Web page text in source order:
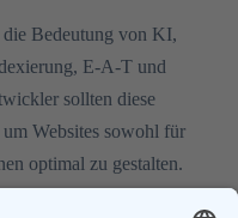
Bedeutung von KI,
E-A-T und
sollten diese
Websites sowohl für
optimal zu gestalten.